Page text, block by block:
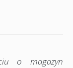
o magazyn